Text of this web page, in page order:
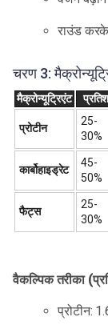
राउंड
चरण 3:
मैक्रोन्यूट्रिएंट
प्रोटीन
25-
30%
कार्बोहाइड्रेट
45-
50%
फैट्स
25-
30%
वैकल्पिक तरीका
प्रोटीन: